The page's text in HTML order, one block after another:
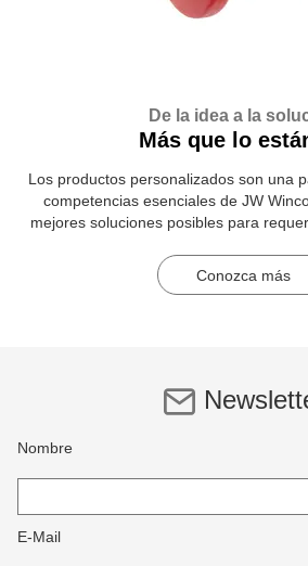
De la idea a la
Más que lo
Los productos personalizados son una
competencias esenciales de JW
mejores soluciones posibles para
Conozca más
Nombre
E-Mail